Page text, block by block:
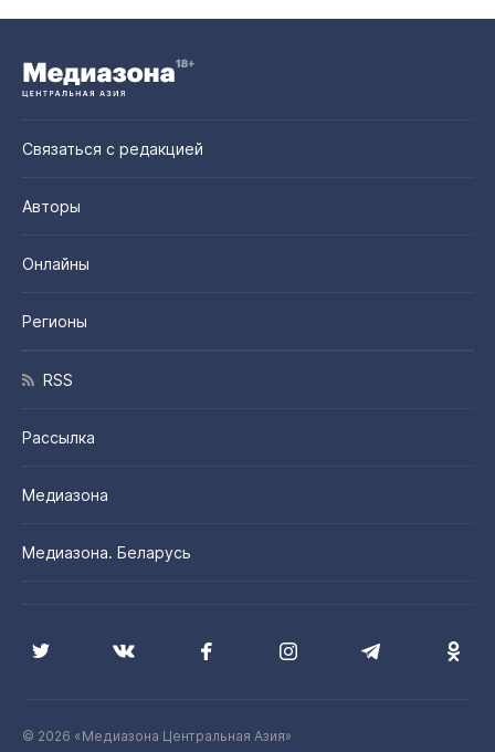
Связаться с редакцией
Авторы
Онлайны
Регионы
RSS
Рассылка
Медиазона
Медиазона. Беларусь
© 2026 «Медиазона Центральная Азия»